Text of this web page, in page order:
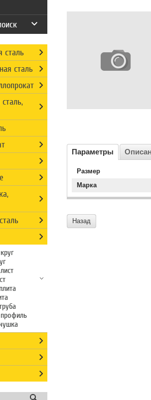
Параметры
Размер
Марка
Назад
сталь
сталь